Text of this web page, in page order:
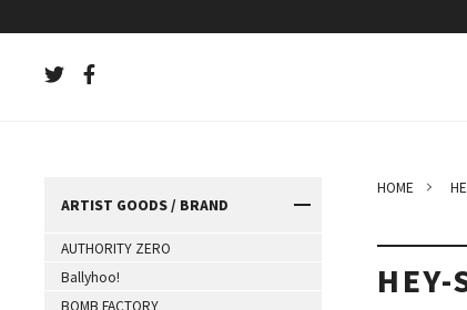
HOME
HEY-
ARTIST GOODS / BRAND
AUTHORITY ZERO
Ballyhoo!
BOMB FACTORY